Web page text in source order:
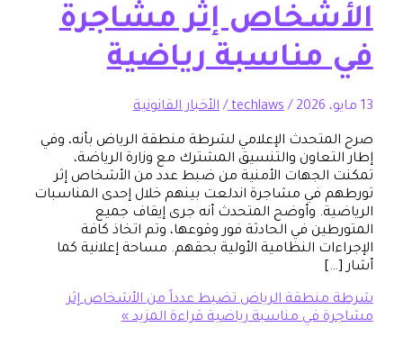
إثر مشاجرة
رياضية
/
techlaws
/الأخبار القانونية
الإعلامي لشرطة منطقة الرياض بأنه، وفي
والتنسيق المشترك مع وزارة الرياضة،
الأمنية من ضبط عدد من الأشخاص إثر
في مشاجرة اندلعت بينهم خلال إحدى المناسبات
وأوضح المتحدث أنه جرى إيقاف جميع
في الحادثة فور وقوعها، وتم اتخاذ كافة
النظامية الأولية بحقهم. مساحة إعلانية كما
الرياض تضبط عدداً من الأشخاص إثر
في مناسبة رياضيةقراءة المزيد »